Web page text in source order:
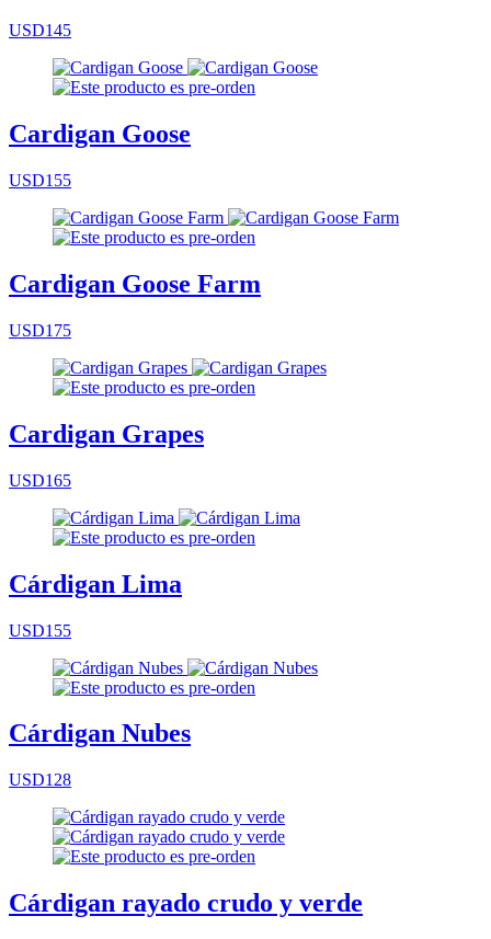
USD145
Cardigan Goose
USD155
Cardigan Goose Farm
USD175
Cardigan Grapes
USD165
Cárdigan Lima
USD155
Cárdigan Nubes
USD128
Cárdigan rayado crudo y verde